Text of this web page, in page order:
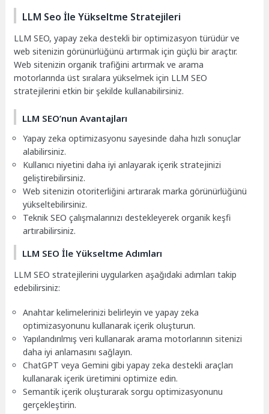
LLM Seo İle Yükseltme Stratejileri
LLM SEO, yapay zeka destekli bir optimizasyon türüdür ve
web sitenizin görünürlüğünü artırmak için güçlü bir araçtır.
Web sitenizin organik trafiğini artırmak ve arama
motorlarında üst sıralara yükselmek için LLM SEO
stratejilerini etkin bir şekilde kullanabilirsiniz.
LLM SEO’nun Avantajları
Yapay zeka optimizasyonu sayesinde daha hızlı sonuçlar
alabilirsiniz.
Kullanıcı niyetini daha iyi anlayarak içerik stratejinizi
geliştirebilirsiniz.
Web sitenizin otoriterliğini artırarak marka görünürlüğünü
yükseltebilirsiniz.
Teknik SEO çalışmalarınızı destekleyerek organik keşfi
artırabilirsiniz.
LLM SEO İle Yükseltme Adımları
LLM SEO stratejilerini uygularken aşağıdaki adımları takip
edebilirsiniz:
Anahtar kelimelerinizi belirleyin ve yapay zeka
optimizasyonunu kullanarak içerik oluşturun.
Yapılandırılmış veri kullanarak arama motorlarının sitenizi
daha iyi anlamasını sağlayın.
ChatGPT veya Gemini gibi yapay zeka destekli araçları
kullanarak içerik üretimini optimize edin.
Semantik içerik oluşturarak sorgu optimizasyonunu
gerçekleştirin.